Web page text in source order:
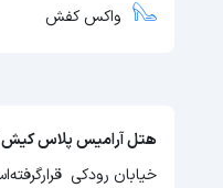
واکس کفش
هتل آرامیس پلاس کیش